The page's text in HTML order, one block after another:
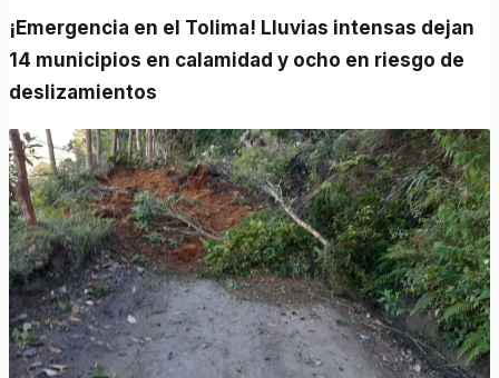
¡Emergencia en el Tolima! Lluvias intensas dejan
14 municipios en calamidad y ocho en riesgo de
deslizamientos